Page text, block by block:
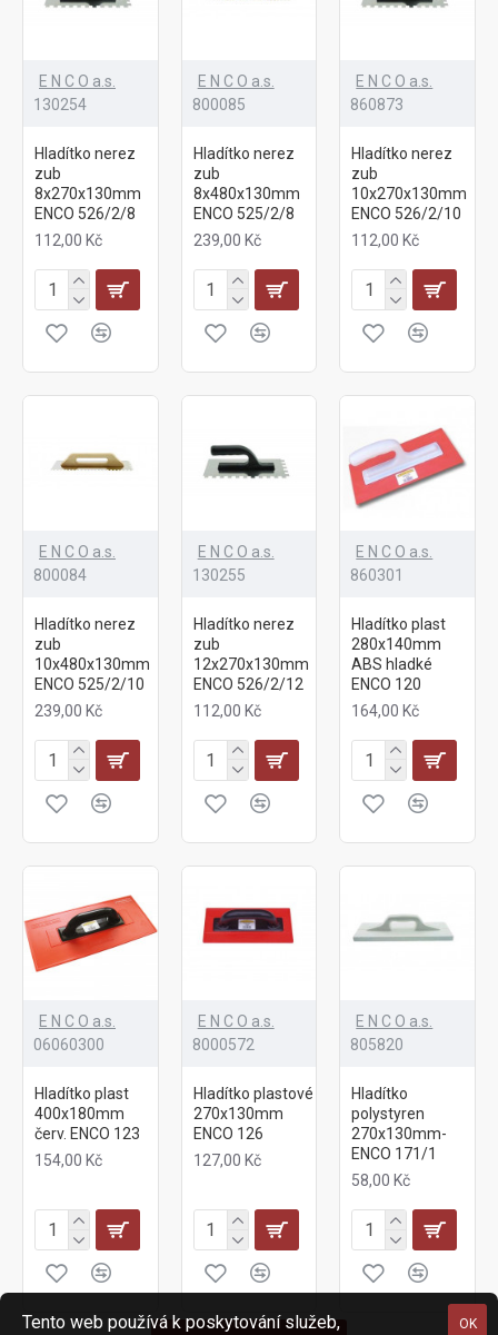
E N C O a.s.
130254
Hladítko nerez
zub
8x270x130mm
ENCO 526/2/8
112,00 Kč
E N C O a.s.
800085
Hladítko nerez
zub
8x480x130mm
ENCO 525/2/8
239,00 Kč
E N C O a.s.
860873
Hladítko nerez
zub
10x270x130mm
ENCO 526/2/10
112,00 Kč
E N C O a.s.
800084
Hladítko nerez
zub
10x480x130mm
ENCO 525/2/10
239,00 Kč
E N C O a.s.
130255
Hladítko nerez
zub
12x270x130mm
ENCO 526/2/12
112,00 Kč
E N C O a.s.
860301
Hladítko plast
280x140mm
ABS hladké
ENCO 120
164,00 Kč
E N C O a.s.
06060300
Hladítko plast
400x180mm
červ. ENCO 123
154,00 Kč
E N C O a.s.
8000572
Hladítko plastové
270x130mm
ENCO 126
127,00 Kč
E N C O a.s.
805820
Hladítko
polystyren
270x130mm-
ENCO 171/1
58,00 Kč
OK
Tento web používá k poskytování služeb,